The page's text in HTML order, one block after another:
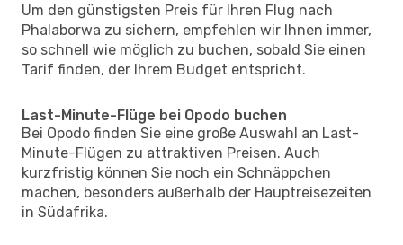
Um den günstigsten Preis für Ihren Flug nach
Phalaborwa zu sichern, empfehlen wir Ihnen immer,
so schnell wie möglich zu buchen, sobald Sie einen
Tarif finden, der Ihrem Budget entspricht.
Last-Minute-Flüge bei Opodo buchen
Bei Opodo finden Sie eine große Auswahl an Last-
Minute-Flügen zu attraktiven Preisen. Auch
kurzfristig können Sie noch ein Schnäppchen
machen, besonders außerhalb der Hauptreisezeiten
in Südafrika.